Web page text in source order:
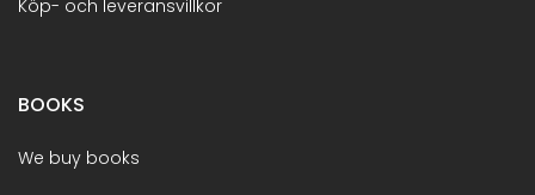
Köp- och leveransvillkor
BOOKS
We buy books